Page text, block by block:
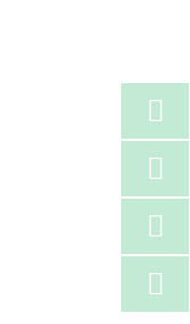



